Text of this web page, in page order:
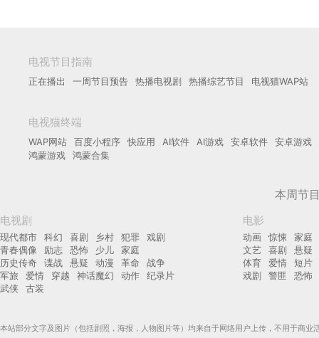
电视节目指南
正在播出 一周节目预告 热播电视剧 热播综艺节目 电视猫WAP站
电视猫终端
WAP网站 百度小程序 快应用 AI软件 AI游戏 安卓软件
安卓游戏
鸿蒙游戏
鸿蒙合集
本周节
电视剧
现代都市 科幻 喜剧 乡村 犯罪
戏剧
青春偶像
励志 恐怖 少儿
家庭
历史传奇
谍战 悬疑 动漫 革命
战争
军旅
爱情 穿越 神话魔幻 动作
纪录片
武侠
古装
电影
动画 惊悚
家庭
文艺
喜剧
悬疑
体育
爱情
短片
戏剧
警匪 恐怖
本站部分文字及图片（包括剧照，海报，人物图片等）均来自于网络用户上传，不用于商